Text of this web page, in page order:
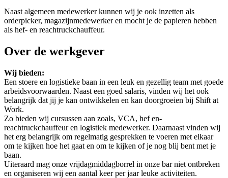
Naast algemeen medewerker kunnen wij je ook inzetten als
orderpicker, magazijnmedewerker en mocht je de papieren hebben
als hef- en reachtruckchauffeur.
Over de werkgever
Wij bieden:
Een stoere en logistieke baan in een leuk en gezellig team met goede
arbeidsvoorwaarden. Naast een goed salaris, vinden wij het ook
belangrijk dat jij je kan ontwikkelen en kan doorgroeien bij Shift at
Work.
Zo bieden wij cursussen aan zoals, VCA, hef en-
reachtruckchauffeur en logistiek medewerker. Daarnaast vinden wij
het erg belangrijk om regelmatig gesprekken te voeren met elkaar
om te kijken hoe het gaat en om te kijken of je nog blij bent met je
baan.
Uiteraard mag onze vrijdagmiddagborrel in onze bar niet ontbreken
en organiseren wij een aantal keer per jaar leuke activiteiten.